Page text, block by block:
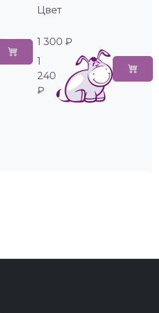
Цвет
1 300 ₽
1
240
₽